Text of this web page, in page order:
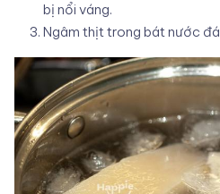
bị nổi váng.
Ngâm thịt trong bát nước